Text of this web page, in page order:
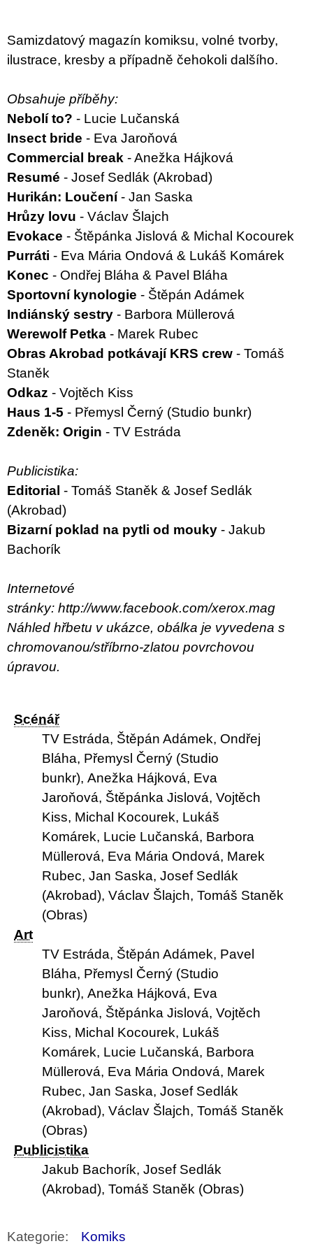
Samizdatový magazín komiksu, volné tvorby,
ilustrace, kresby a případně čehokoli dalšího.
Obsahuje příběhy:
Nebolí to? - Lucie Lučanská
Insect bride - Eva Jaroňová
Commercial break - Anežka Hájková
Resumé - Josef Sedlák (Akrobad)
Hurikán: Loučení- Jan Saska
Hrůzy lovu - Václav Šlajch
Evokace - Štěpánka Jislová & Michal Kocourek
Purráti - Eva Mária Ondová & Lukáš Komárek
Konec - Ondřej Bláha & Pavel Bláha
Sportovní kynologie - Štěpán Adámek
Indiánský sestry - Barbora Müllerová
Werewolf Petka - Marek Rubec
Obras Akrobad potkávají KRS crew - Tomáš
Staněk
Odkaz - Vojtěch Kiss
Haus 1-5 - Přemysl Černý (Studio bunkr)
Zdeněk: Origin - TV Estráda
Publicistika:
Editorial - Tomáš Staněk & Josef Sedlák
(Akrobad)
Bizarní poklad na pytli od mouky - Jakub
Bachorík
Internetové
stránky: http://www.facebook.com/xerox.mag
Náhled hřbetu v ukázce, obálka je vyvedena s
chromovanou/stříbrno-zlatou povrchovou
úpravou.
Scénář
TV Estráda, Štěpán Adámek, Ondřej
Bláha, Přemysl Černý (Studio
bunkr), Anežka Hájková, Eva
Jaroňová, Štěpánka Jislová, Vojtěch
Kiss, Michal Kocourek, Lukáš
Komárek, Lucie Lučanská, Barbora
Müllerová, Eva Mária Ondová, Marek
Rubec, Jan Saska, Josef Sedlák
(Akrobad), Václav Šlajch, Tomáš Staněk
(Obras)
Art
TV Estráda, Štěpán Adámek, Pavel
Bláha, Přemysl Černý (Studio
bunkr), Anežka Hájková, Eva
Jaroňová, Štěpánka Jislová, Vojtěch
Kiss, Michal Kocourek, Lukáš
Komárek, Lucie Lučanská, Barbora
Müllerová, Eva Mária Ondová, Marek
Rubec, Jan Saska, Josef Sedlák
(Akrobad), Václav Šlajch, Tomáš Staněk
(Obras)
Publicistika
Jakub Bachorík, Josef Sedlák
(Akrobad), Tomáš Staněk (Obras)
Kategorie: Komiks
m
e
PŘIŠEL
ČAS
NA
DRUHOU
:
SMĚNU
VÝBĚR
Z
TEXTŮ
2022 –
2025
Kč